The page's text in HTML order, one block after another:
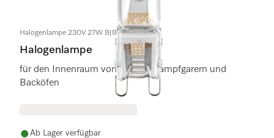
Halogenlampe 230V 27W BJB 77.708.
Halogenlampe
für den Innenraum von Combi-Dampfgarern und
Backöfen
Ab Lager verfügbar